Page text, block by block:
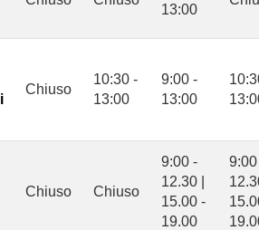
13:00
Chiuso
10:30 -
13:00
9:00 -
13:00
Chiuso Chiuso
9:00 -
12.30 |
15.00 -
19.00